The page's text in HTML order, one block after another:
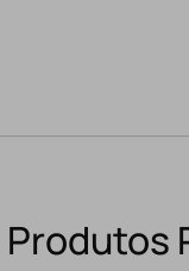
Produtos